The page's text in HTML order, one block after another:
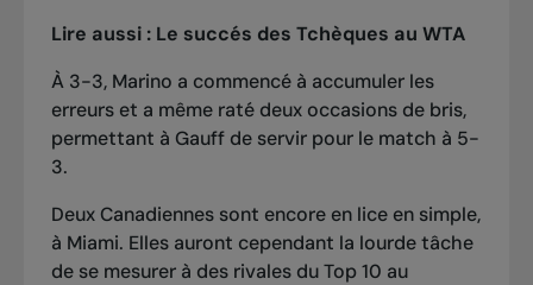
Lire aussi : Le succés des Tchèques au WTA
À 3-3, Marino a commencé à accumuler les
erreurs et a même raté deux occasions de bris,
permettant à Gauff de servir pour le match à 5-
3.
Deux Canadiennes sont encore en lice en simple,
à Miami. Elles auront cependant la lourde tâche
de se mesurer à des rivales du Top 10 au